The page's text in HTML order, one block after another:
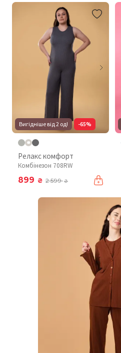
Вигідніше від 2 од! -65%
Релакс комфорт
Комбінезон 708RW
899 ₴ 2 599₴